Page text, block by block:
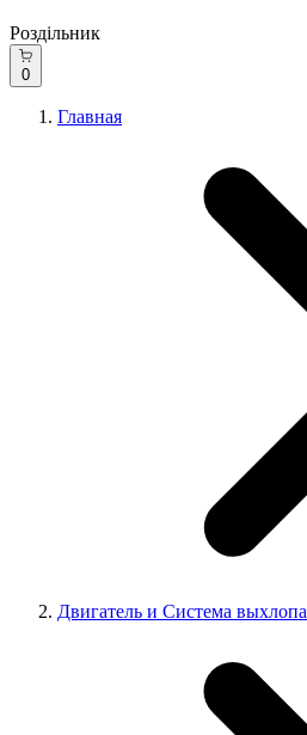
Роздільник
0
Главная
Двигатель и Система выхлопа